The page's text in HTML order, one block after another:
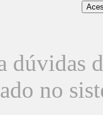
dúvidas
no